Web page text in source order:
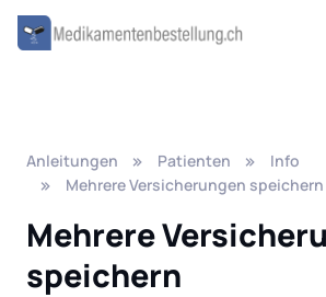
Anleitungen Patienten
Info
Mehrere Versicherungen speichern
Mehrere
speichern